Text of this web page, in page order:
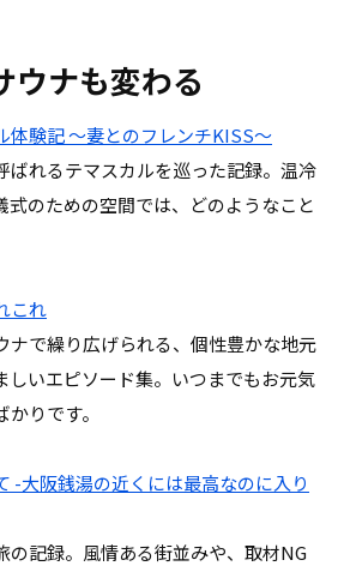
ウナも変わる
体験記 〜妻とのフレンチKISS〜
ばれるテマスカルを巡った記録。温冷
式のための空間では、どのようなこと
これ
ナで繰り広げられる、個性豊かな地元
しいエピソード集。いつまでもお元気
りです。
-大阪銭湯の近くには最高なのに入り
の記録。風情ある街並みや、取材NG